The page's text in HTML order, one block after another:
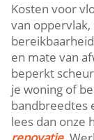
Kosten voor
van
en mate van
beperkt
je woning of
bandbreedtes
lees dan onze